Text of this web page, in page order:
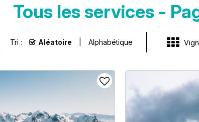
Tous les services -
Tri : Aléatoire Alphabétique